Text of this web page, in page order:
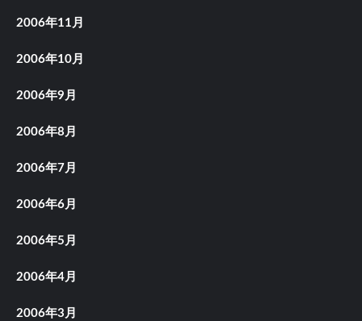
2006年11月
2006年10月
2006年9月
2006年8月
2006年7月
2006年6月
2006年5月
2006年4月
2006年3月